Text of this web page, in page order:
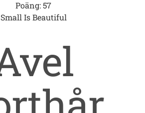
Poäng: 57
Small Is Beautiful